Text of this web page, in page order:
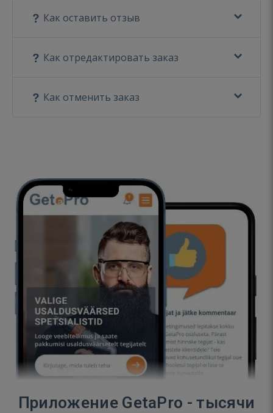
Как оставить отзыв
Как отредактировать заказ
Как отменить заказ
Приложение GetaPro - тысячи